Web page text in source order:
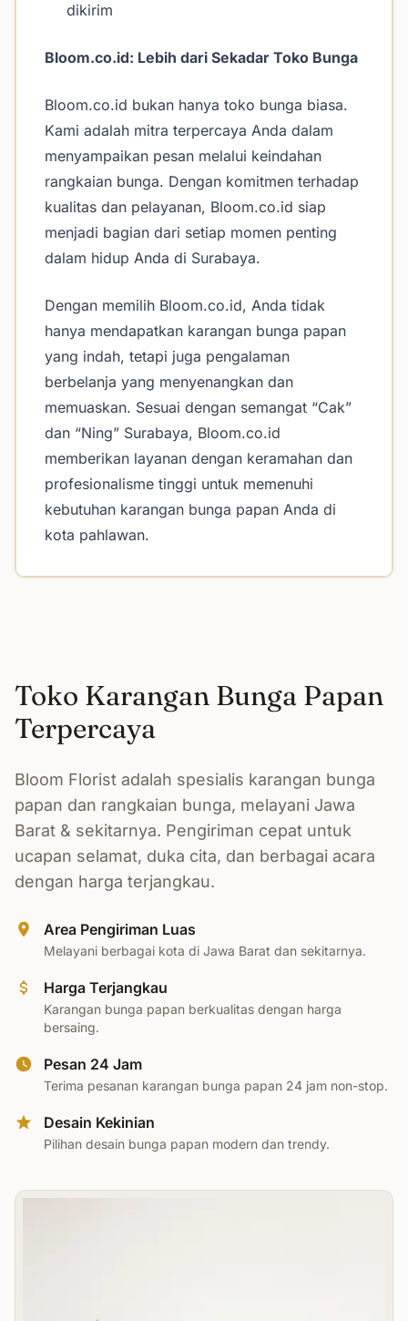
dikirim
Bloom.co.id: Lebih dari Sekadar Toko Bunga
Bloom.co.id bukan hanya toko bunga biasa.
Kami adalah mitra terpercaya Anda dalam
menyampaikan pesan melalui keindahan
rangkaian bunga. Dengan komitmen terhadap
kualitas dan pelayanan, Bloom.co.id siap
menjadi bagian dari setiap momen penting
dalam hidup Anda di Surabaya.
Dengan memilih Bloom.co.id, Anda tidak
hanya mendapatkan karangan bunga papan
yang indah, tetapi juga pengalaman
berbelanja yang menyenangkan dan
memuaskan. Sesuai dengan semangat “Cak”
dan “Ning” Surabaya, Bloom.co.id
memberikan layanan dengan keramahan dan
profesionalisme tinggi untuk memenuhi
kebutuhan karangan bunga papan Anda di
kota pahlawan.
Toko Karangan Bunga Papan
Terpercaya
Bloom Florist adalah spesialis karangan bunga
papan dan rangkaian bunga, melayani Jawa
Barat & sekitarnya. Pengiriman cepat untuk
ucapan selamat, duka cita, dan berbagai acara
dengan harga terjangkau.
Area Pengiriman Luas
Melayani berbagai kota di Jawa Barat dan sekitarnya.
Harga Terjangkau
Karangan bunga papan berkualitas dengan harga
bersaing.
Pesan 24 Jam
Terima pesanan karangan bunga papan 24 jam non-stop.
Desain Kekinian
Pilihan desain bunga papan modern dan trendy.